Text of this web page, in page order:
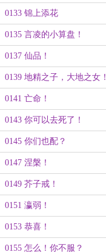
0133 锦上添花
0135 言凌的小算盘！
0137 仙品！
0139 地精之子，大地之女！
0141 亡命！
0143 你可以去死了！
0145 你们也配？
0147 涅槃！
0149 芥子戒！
0151 瀛弱！
0153 恭喜！
0155 怎么！你不服？